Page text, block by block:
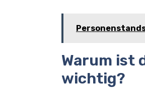
Warum ist
wichtig?